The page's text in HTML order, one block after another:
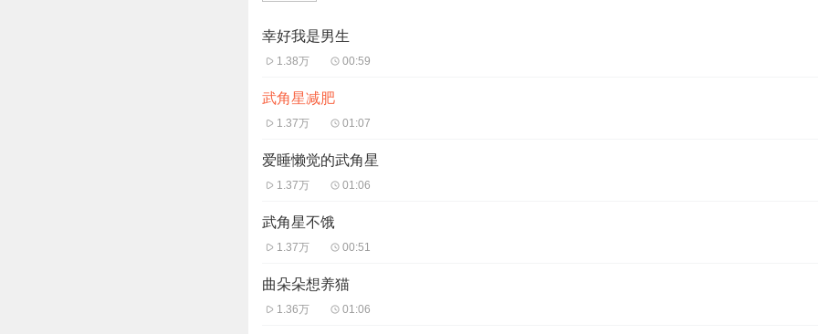
幸好我是男生
1.38万 00:59
武角星减肥
1.37万 01:07
爱睡懒觉的武角星
1.37万 01:06
武角星不饿
1.37万 00:51
曲朵朵想养猫
1.36万 01:06